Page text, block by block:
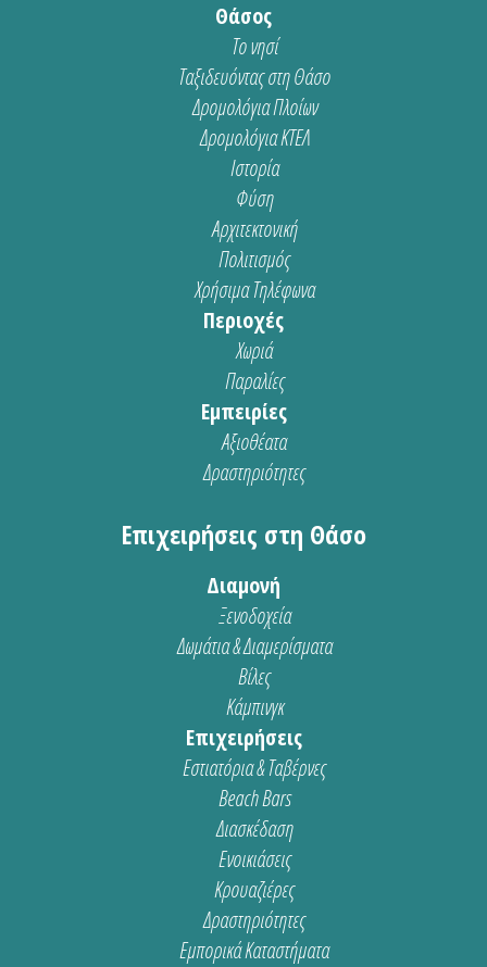
Θάσος
Το νησί
Ταξιδευόντας στη Θάσο
Δρομολόγια Πλοίων
Δρομολόγια ΚΤΕΛ
Ιστορία
Φύση
Αρχιτεκτονική
Πολιτισμός
Χρήσιμα Τηλέφωνα
Περιοχές
Χωριά
Παραλίες
Εμπειρίες
Αξιοθέατα
Δραστηριότητες
Επιχειρήσεις στη Θάσο
Διαμονή
Ξενοδοχεία
Δωμάτια & Διαμερίσματα
Βίλες
Κάμπινγκ
Επιχειρήσεις
Εστιατόρια & Ταβέρνες
Beach Bars
Διασκέδαση
Ενοικιάσεις
Κρουαζιέρες
Δραστηριότητες
Εμπορικά Καταστήματα